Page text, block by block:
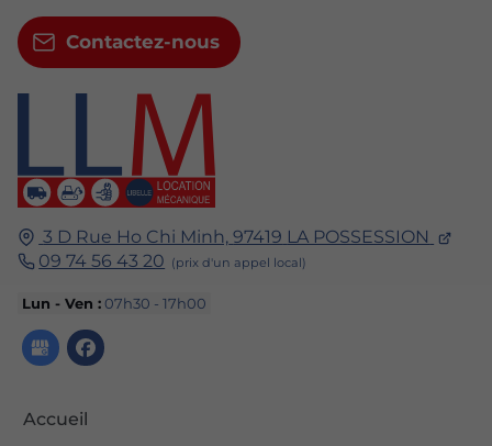
3 D Rue Ho Chi Minh, 97419 LA POSSESSION
09 74 56 43 20
Lun - Ven : 07h30 - 17h00
Accueil
Contactez-nous